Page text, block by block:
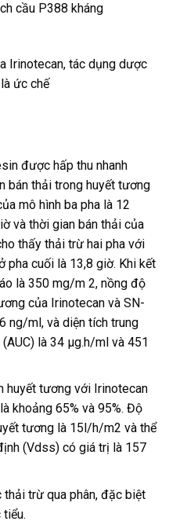
cầu P388 kháng
Irinotecan, tác dụng dược
ức chế
được hấp thu nhanh
bán thải trong huyết tương
mô hình ba pha là 12
và thời gian bán thải của
thấy thải trừ hai pha với
pha cuối là 13,8 giờ. Khi kết
là 350 mg/m 2, nồng độ
của Irinotecan và SN-
ng/ml, và diện tích trung
là 34 μg.h/ml và 451
huyết tương với Irinotecan
khoảng 65% và 95%. Độ
tương là 15l/h/m2 và thể
(Vdss) có giá trị là 157
trừ qua phân, đặc biệt
tiểu.